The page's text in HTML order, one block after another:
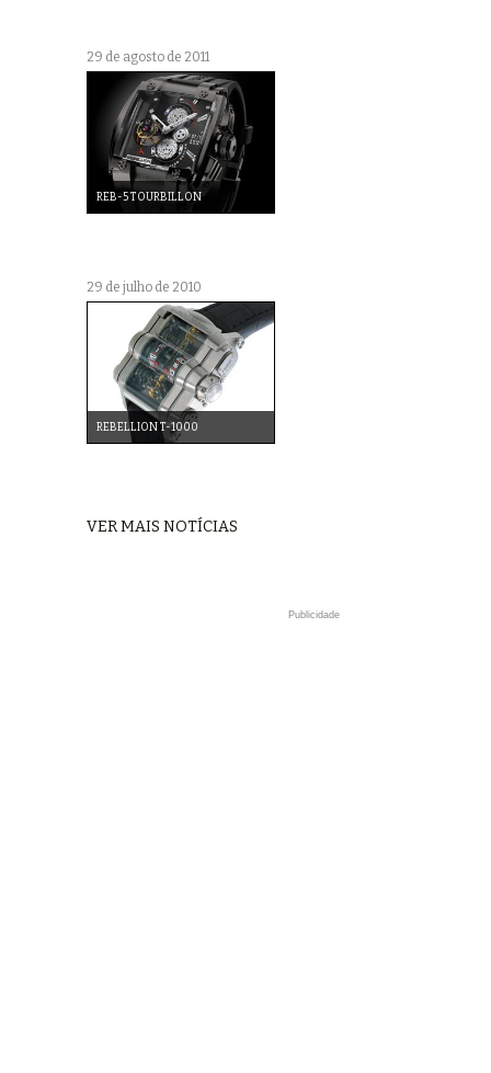
29 de agosto de 2011
REB-5 TOURBILLON
29 de julho de 2010
REBELLION T-1000
VER MAIS NOTÍCIAS
Publicidade